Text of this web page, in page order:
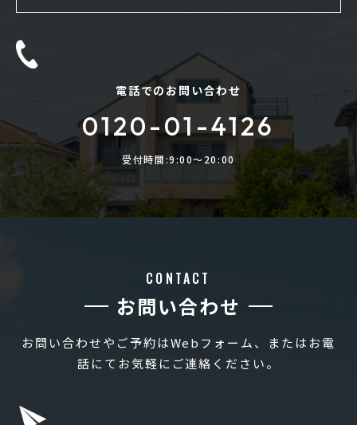
電話でのお問い合わせ
0120-01-4126
受付時間:9:00〜20:00
CONTACT
お問い合わせ
お問い合わせやご予約はWebフォーム、またはお電
話にてお気軽にご連絡ください。